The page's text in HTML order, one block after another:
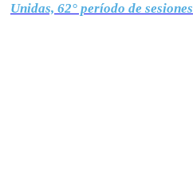
Unidas, 62° período de sesiones